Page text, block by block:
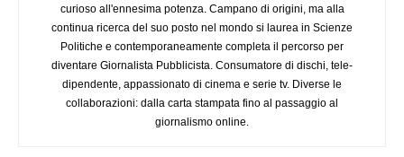
curioso all'ennesima potenza. Campano di origini, ma alla
continua ricerca del suo posto nel mondo si laurea in Scienze
Politiche e contemporaneamente completa il percorso per
diventare Giornalista Pubblicista. Consumatore di dischi, tele-
dipendente, appassionato di cinema e serie tv. Diverse le
collaborazioni: dalla carta stampata fino al passaggio al
giornalismo online.